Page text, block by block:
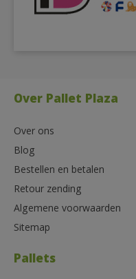
Over Pallet Plaza
Over ons
Blog
Bestellen en betalen
Retour zending
Algemene voorwaarden
Sitemap
Pallets